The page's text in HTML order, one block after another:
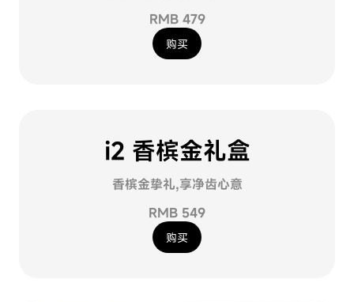
RMB 479
购买
i2 香槟金礼盒
香槟金挚礼,享净齿心意
RMB 549
购买